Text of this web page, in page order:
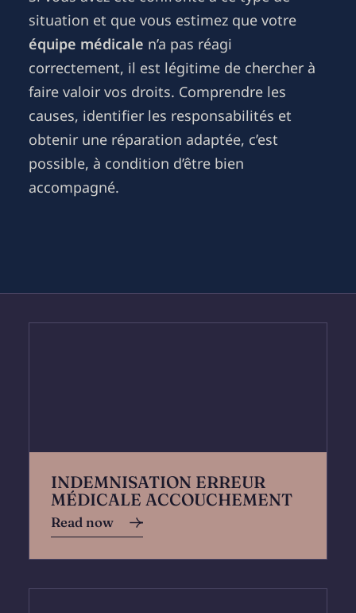
situation et que vous estimez que votre
équipe médicale n’a pas réagi
correctement, il est légitime de chercher à
faire valoir vos droits. Comprendre les
causes, identifier les responsabilités et
obtenir une réparation adaptée, c’est
possible, à condition d’être bien
accompagné.
INDEMNISATION ERREUR
MÉDICALE ACCOUCHEMENT
Read now